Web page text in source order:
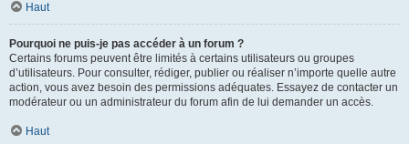
Haut
Pourquoi ne puis-je pas accéder à un forum ?
Certains forums peuvent être limités à certains utilisateurs ou groupes
d’utilisateurs. Pour consulter, rédiger, publier ou réaliser n’importe quelle autre
action, vous avez besoin des permissions adéquates. Essayez de contacter un
modérateur ou un administrateur du forum afin de lui demander un accès.
Haut